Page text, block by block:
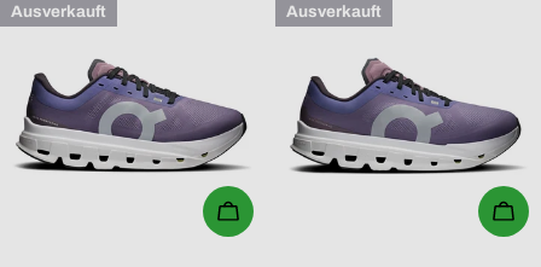
Ausverkauft
WÄHLEN SIE OPTIONEN
Ausverkauft